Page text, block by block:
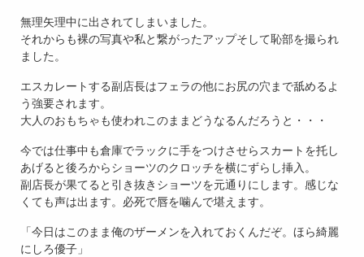
無理矢理中に出されてしまいました。
それからも裸の写真や私と繋がったアップそして恥部を撮られ
ました。
エスカレートする副店長はフェラの他にお尻の穴まで舐めるよ
う強要されます。
大人のおもちゃも使われこのままどうなるんだろうと・・・
今では仕事中も倉庫でラックに手をつけさせらスカートを托し
あげると後ろからショーツのクロッチを横にずらし挿入。
副店長が果てると引き抜きショーツを元通りにします。感じな
くても声は出ます。必死で唇を噛んで堪えます。
「今日はこのまま俺のザーメンを入れておくんだぞ。ほら綺麗
にしろ優子」